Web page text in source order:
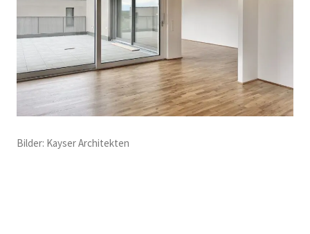
Bilder: Kayser Architekten